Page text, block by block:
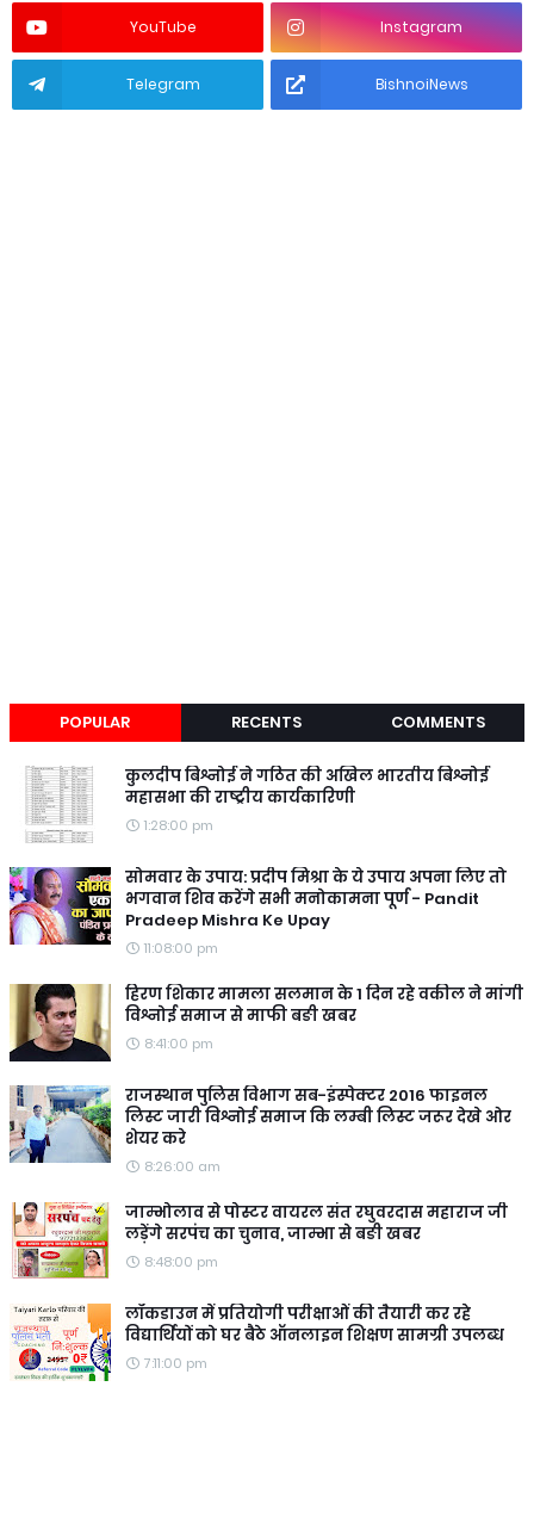
YouTube Instagram
Telegram BishnoiNews
POPULAR RECENTS COMMENTS
कुलदीप बिश्नोई ने गठित की अखिल भारतीय बिश्नोई
महासभा की राष्ट्रीय कार्यकारिणी
1:28:00 pm
सोमवार के उपाय: प्रदीप मिश्रा के ये उपाय अपना लिए तो
भगवान शिव करेंगे सभी मनोकामना पूर्ण - Pandit
Pradeep Mishra Ke Upay
11:08:00 pm
हिरण शिकार मामला सलमान के 1 दिन रहे वकील ने मांगी
विश्नोई समाज से माफी बङी खबर
8:41:00 pm
राजस्थान पुलिस विभाग सब-इंस्पेक्टर 2016 फाइनल
लिस्ट जारी विश्नोई समाज कि लम्बी लिस्ट जरूर देखे ओर
शेयर करे
8:26:00 am
जाम्भोलाव से पोस्टर वायरल संत रघुवरदास महाराज जी
लड़ेंगे सरपंच का चुनाव, जाम्भा से बङी खबर
8:48:00 pm
लॉकडाउन में प्रतियोगी परीक्षाओं की तैयारी कर रहे
विद्यार्थियों को घर बैठे ऑनलाइन शिक्षण सामग्री उपलब्ध
7:11:00 pm